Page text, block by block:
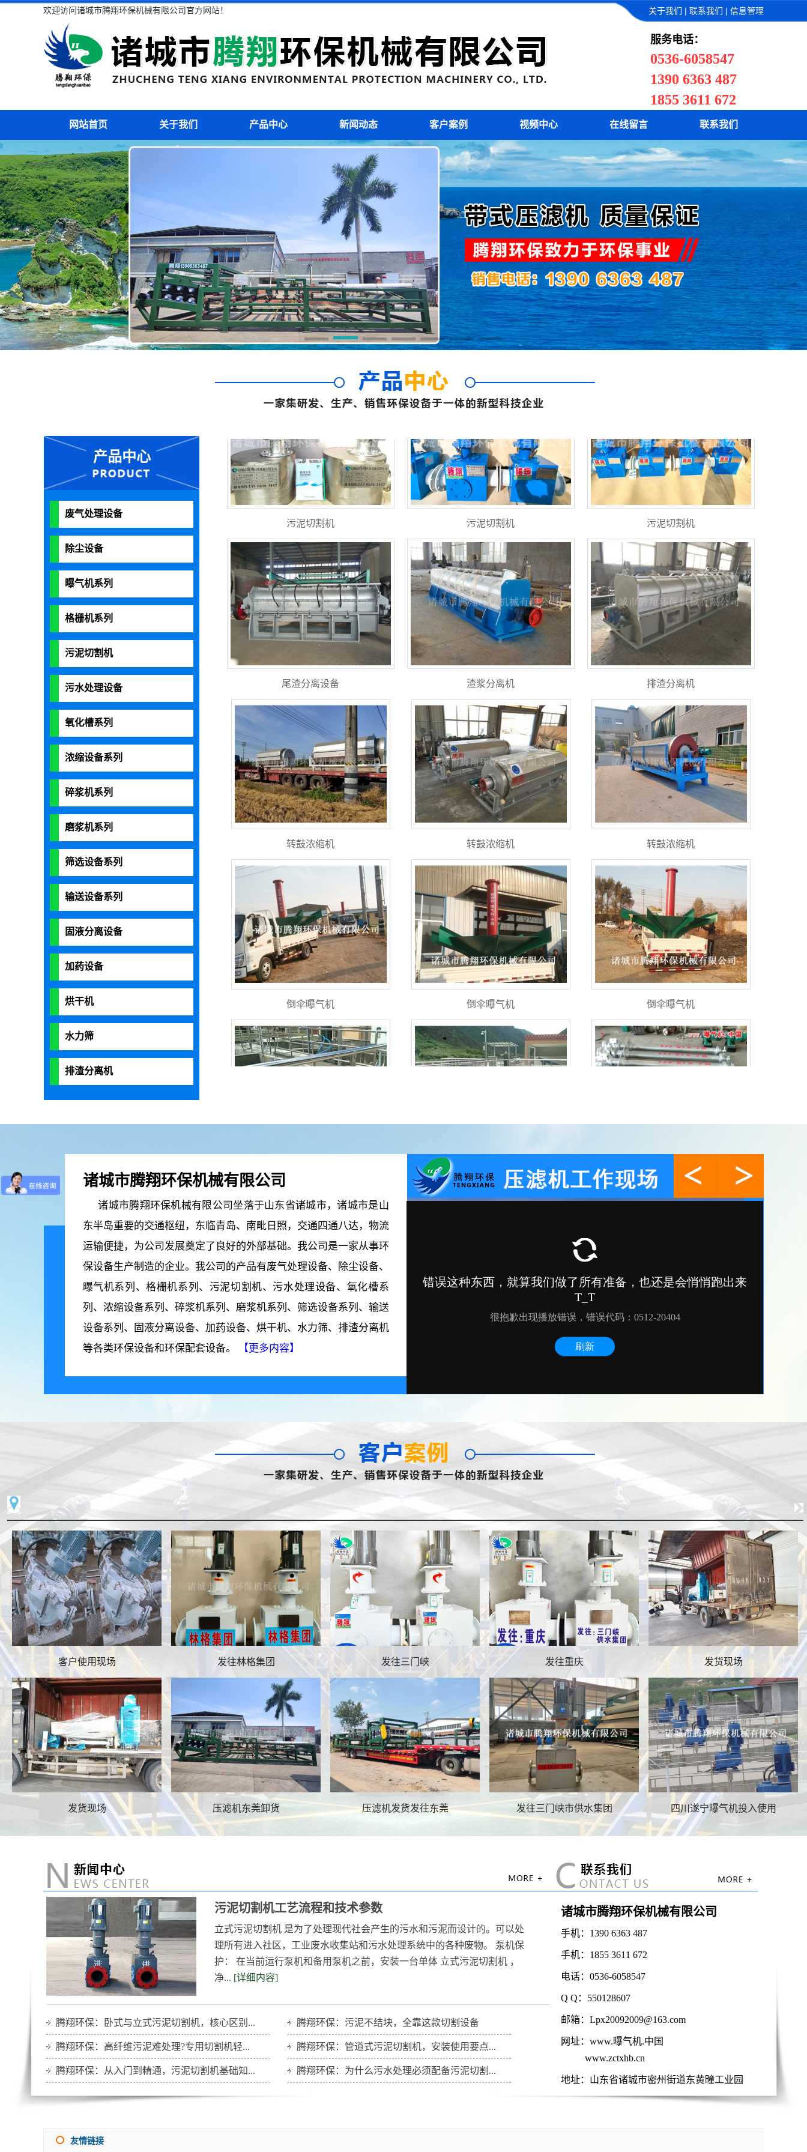
欢迎访问诸城市腾翔环保机械有限公司官方网站！ 关于我们 | 联系我们 | 信息管理
服务电话：
0536-6058547
1390 6363 487
1855 3611 672
网站首页 关于我们 产品中心 新闻动态 客户案例 视频中心 在线留言 联系我们
产品中心
废气处理设备
除尘设备
曝气机系列
格栅机系列
污泥切割机
污水处理设备
氧化槽系列
浓缩设备系列
碎浆机系列
磨浆机系列
筛选设备系列
输送设备系列
固液分离设备
加药设备
烘干机
水力筛
排渣分离机
污泥切割机 污泥切割机 污泥切割机
污泥切割机 污泥切割机 污泥切割机
污泥切割机 污泥切割机 污泥切割机
污泥切割机 污泥切割机
尾渣分离设备 渣浆分离机 排渣分离机
转鼓浓缩机 转鼓浓缩机 转鼓浓缩机
倒伞曝气机 倒伞曝气机 倒伞曝气机
污泥切割机 污泥切割机
污泥切割机 污泥切割机 污泥切割机
污泥切割机 污泥切割机 污泥切割机
尾渣分离设备 渣浆分离机
转鼓浓缩机
诸城市腾翔环保机械有限公司
诸城市腾翔环保机械有限公司坐落于山东省诸城市，诸城市是山
东半岛重要的交通枢纽，东临青岛、南毗日照，交通四通八达，物流
运输便捷，为公司发展奠定了良好的外部基础。我公司是一家从事环
保设备生产制造的企业。我公司的产品有废气处理设备、除尘设备、
曝气机系列、格栅机系列、污泥切割机、污水处理设备、氧化槽系
列、浓缩设备系列、碎浆机系列、磨浆机系列、筛选设备系列、输送
设备系列、固液分离设备、加药设备、烘干机、水力筛、排渣分离机
等各类环保设备和环保配套设备。
【更多内容】
客户使用现场 发往林格集团 发往三门峡 发往重庆 发货现场
发货现场 压滤机东莞卸货 压滤机发货发往东莞 发往三门峡市供水集团 四川遂宁曝气机投入使用
污泥切割机工艺流程和技术参数
立式污泥切割机 是为了处理现代社会产生的污水和污泥而设计的。可以处
理所有进入社区，工业废水收集站和污水处理系统中的各种废物。 泵机保
护： 在当前运行泵机和备用泵机之前，安装一台单体 立式污泥切割机 ，
净... [详细内容]
腾翔环保：卧式与立式污泥切割机，核心区别... 腾翔环保：污泥不结块，全靠这款切割设备
腾翔环保：高纤维污泥难处理?专用切割机轻... 腾翔环保：管道式污泥切割机，安装使用要点...
腾翔环保：从入门到精通，污泥切割机基础知... 腾翔环保：为什么污水处理必须配备污泥切割...
诸城市腾翔环保机械有限公司
手机：1390 6363 487
手机：1855 3611 672
电话：0536-6058547
Q Q：550128607
邮箱：Lpx20092009@163.com
网址：www.曝气机.中国
www.zctxhb.cn
地址：山东省诸城市密州街道东黄疃工业园
友情链接